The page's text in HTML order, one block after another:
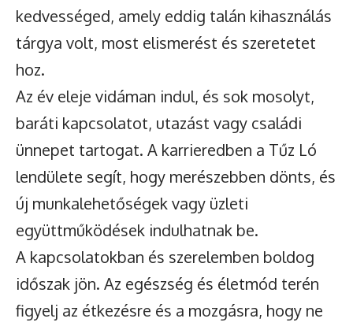
kedvességed, amely eddig talán kihasználás
tárgya volt, most elismerést és szeretetet
hoz.
Az év eleje vidáman indul, és sok mosolyt,
baráti kapcsolatot, utazást vagy családi
ünnepet tartogat. A karrieredben a Tűz Ló
lendülete segít, hogy merészebben dönts, és
új munkalehetőségek vagy üzleti
együttműködések indulhatnak be.
A kapcsolatokban és szerelemben boldog
időszak jön. Az egészség és életmód terén
figyelj az étkezésre és a mozgásra, hogy ne